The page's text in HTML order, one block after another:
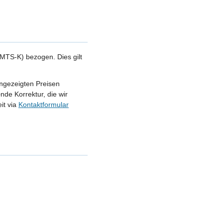
K) bezogen. Dies gilt
Preisen
Korrektur, die wir
via Kontaktformular